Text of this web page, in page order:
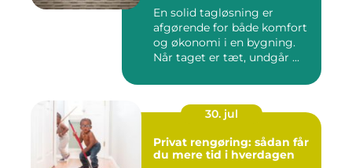
En solid tagløsning er
afgørende for både komfort
og økonomi i en bygning.
Når taget er tæt, undgår ...
30. jul
Privat rengøring: sådan får
du mere tid i hverdagen